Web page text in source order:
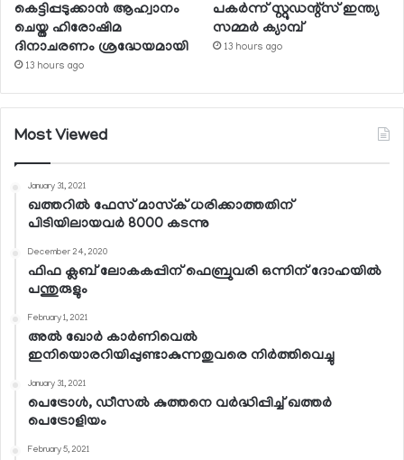
കെട്ടിപ്പടുക്കാന്‍ ആഹ്വാനം
ചെയ്ത ഹിരോഷിമ
ദിനാചരണം ശ്രദ്ധേയമായി
13 hours ago
പകര്‍ന്ന് സ്റ്റുഡന്റ്‌സ് ഇന്ത്യ
സമ്മര്‍ ക്യാമ്പ്
13 hours ago
Most Viewed
January 31, 2021
ഖത്തറില്‍ ഫേസ് മാസ്‌ക് ധരിക്കാത്തതിന്
പിടിയിലായവര്‍ 8000 കടന്നു
December 24, 2020
ഫിഫ ക്ലബ് ലോകകപ്പിന് ഫെബ്രുവരി ഒന്നിന് ദോഹയില്‍
പന്തുരുളും
February 1, 2021
അല്‍ ഖോര്‍ കാര്‍ണിവെല്‍
ഇനിയൊരറിയിപ്പുണ്ടാകുന്നതുവരെ നിര്‍ത്തിവെച്ചു
January 31, 2021
പെട്രോള്‍, ഡീസല്‍ കുത്തനെ വര്‍ദ്ധിപ്പിച്ച് ഖത്തര്‍
പെട്രോളിയം
February 5, 2021